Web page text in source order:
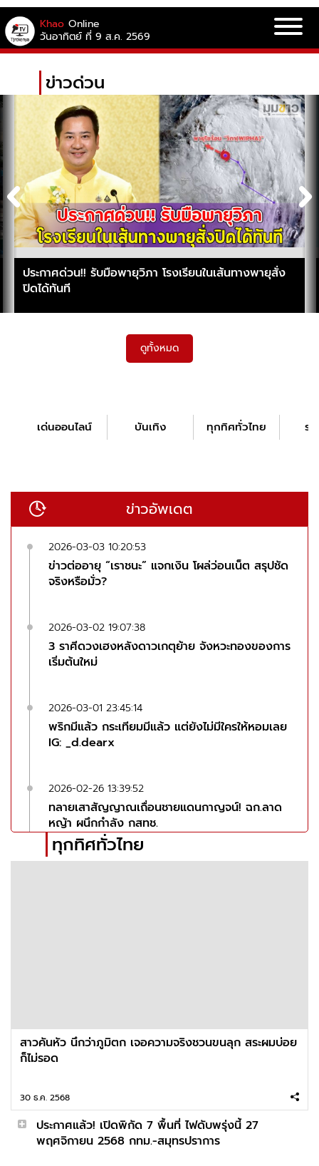
Khao Online
วันอาทิตย์ ที่ 9 ส.ค. 2569
ข่าวด่วน
ประกาศด่วน!! รับมือพายุวิภา โรงเรียนในเส้นทางพายุสั่ง
ปิดได้ทันที
ดูทั้งหมด
เด่นออนไลน์ บันเทิง ทุกทิศทั่วไทย ร
ข่าวอัพเดต
2026-03-03 10:20:53
ข่าวต่ออายุ “เราชนะ” แจกเงิน โผล่ว่อนเน็ต สรุปชัด
จริงหรือมั่ว?
2026-03-02 19:07:38
3 ราศีดวงเฮงหลังดาวเกตุย้าย จังหวะทองของการ
เริ่มต้นใหม่
2026-03-01 23:45:14
พริกมีแล้ว กระเทียมมีแล้ว แต่ยังไม่มีใครให้หอมเลย
IG: _d.dearx
2026-02-26 13:39:52
ทลายเสาสัญญาณเถื่อนชายแดนกาญจน์! ฉก.ลาด
หญ้า ผนึกกำลัง กสทช.
2026-02-22 10:38:23
แจกโฟโต้บุ๊คประจำวันนี้ Model: Rina Hashimoto
2026-02-21 14:16:09
ไทม์ไลน์ลุกเป็นไฟ! “ไอซ์ ปรีชญา” ซีทรูบางเบา ควัน
หลงตรุษจีน
ทุกทิศทั่วไทย
สาวคันหัว นึกว่าภูมิตก เจอความจริงชวนขนลุก สระผมบ่อย
ก็ไม่รอด
30 ธ.ค. 2568
ประกาศแล้ว! เปิดพิกัด 7 พื้นที่ ไฟดับพรุ่งนี้ 27
พฤศจิกายน 2568 กทม.-สมุทรปราการ